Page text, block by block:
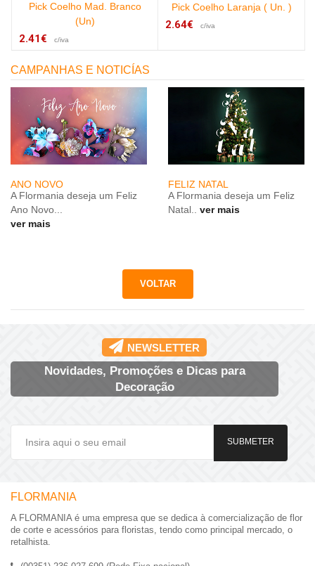
Pick Coelho Mad. Branco
(Un)
2.41€ c/iva
Pick Coelho Laranja ( Un. )
2.64€ c/iva
CAMPANHAS E NOTICÍAS
ANO NOVO
A Flormania deseja um Feliz
Ano Novo...
ver mais
FELIZ NATAL
A Flormania deseja um Feliz
Natal..
ver mais
NEWSLETTER
Novidades, Promoções e Dicas para
Decoração
SUBMETER
FLORMANIA
A FLORMANIA é uma empresa que se dedica à comercialização de flor
de corte e acessórios para floristas, tendo como principal mercado, o
retalhista.